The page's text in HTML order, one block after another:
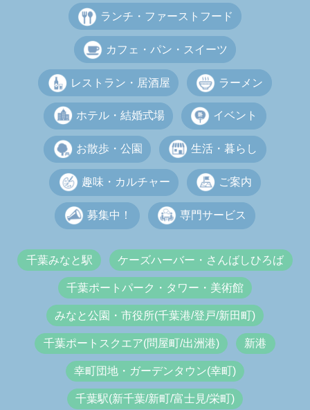
ランチ・ファーストフード
カフェ・パン・スイーツ
レストラン・居酒屋 ラーメン
ホテル・結婚式場 イベント
お散歩・公園 生活・暮らし
趣味・カルチャー ご案内
募集中！ 専門サービス
千葉みなと駅 ケーズハーバー・さんばしひろば
千葉ポートパーク・タワー・美術館
みなと公園・市役所(千葉港/登戸/新田町)
千葉ポートスクエア(問屋町/出洲港) 新港
幸町団地・ガーデンタウン(幸町)
千葉駅(新千葉/新町/富士見/栄町)